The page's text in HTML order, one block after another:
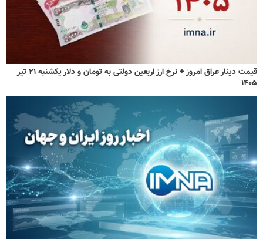
قیمت دینار عراق امروز + نرخ ارز اربعین دولتی به تومان و دلار یکشنبه ۲۱ تیر
۱۴۰۵